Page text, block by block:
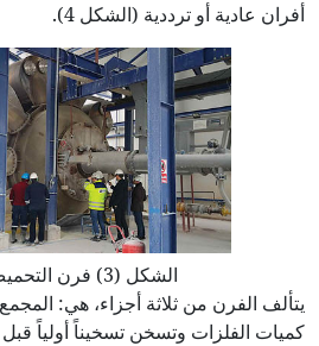
أفران عادية أو ترددية (الشكل 4).
الشكل (3) فرن التحميص الدوار.
يتألف الفرن من ثلاثة أجزاء، هي:
كميات الفلزات وتسخن تسخيناً أولياً